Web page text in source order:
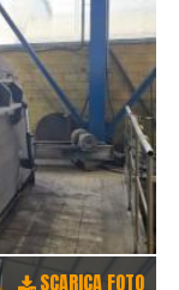
SCARICA FOTO